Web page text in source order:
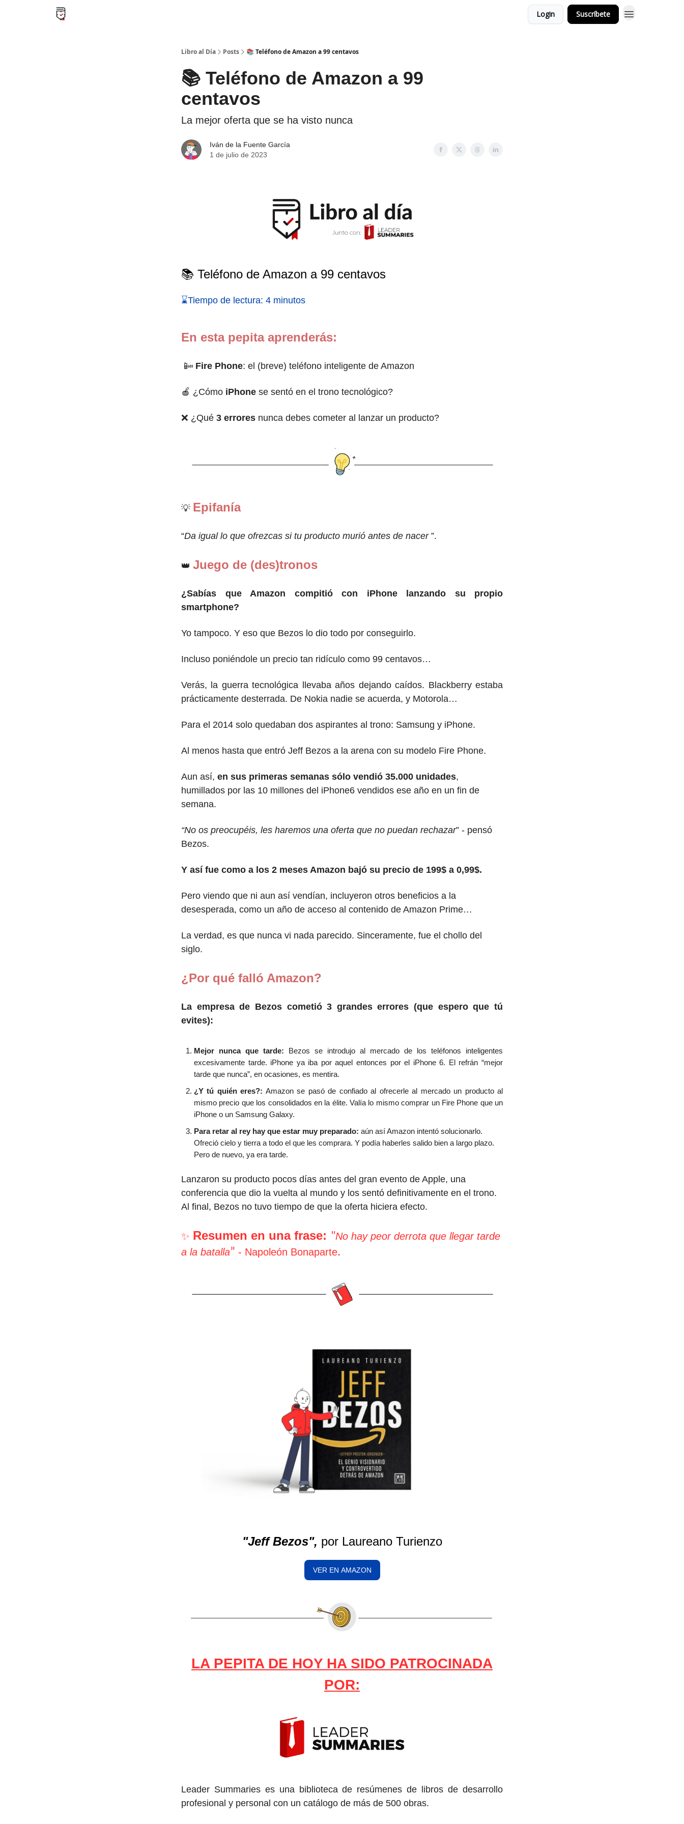
Login Suscríbete
Libro al Día Posts 📚 Teléfono de Amazon a 99 centavos
📚 Teléfono de Amazon a 99
centavos
La mejor oferta que se ha visto nunca
Iván de la Fuente García
1 de julio de 2023
📚 Teléfono de Amazon a 99 centavos
⌛Tiempo de lectura: 4 minutos
En esta pepita aprenderás:
📴 Fire Phone: el (breve) teléfono inteligente de Amazon
🍎 ¿Cómo iPhone se sentó en el trono tecnológico?
❌ ¿Qué 3 errores nunca debes cometer al lanzar un producto?
💡 Epifanía
“Da igual lo que ofrezcas si tu producto murió antes de nacer”.
👑 Juego de (des)tronos
¿Sabías que Amazon compitió con iPhone lanzando su propio
smartphone?
Yo tampoco. Y eso que Bezos lo dio todo por conseguirlo.
Incluso poniéndole un precio tan ridículo como 99 centavos…
Verás, la guerra tecnológica llevaba años dejando caídos. Blackberry estaba
prácticamente desterrada. De Nokia nadie se acuerda, y Motorola…
Para el 2014 solo quedaban dos aspirantes al trono: Samsung y iPhone.
Al menos hasta que entró Jeff Bezos a la arena con su modelo Fire Phone.
Aun así, en sus primeras semanas sólo vendió 35.000 unidades,
humillados por las 10 millones del iPhone6 vendidos ese año en un fin de
semana.
“No os preocupéis, les haremos una oferta que no puedan rechazar” - pensó
Bezos.
Y así fue como a los 2 meses Amazon bajó su precio de 199$ a 0,99$.
Pero viendo que ni aun así vendían, incluyeron otros beneficios a la
desesperada, como un año de acceso al contenido de Amazon Prime…
La verdad, es que nunca vi nada parecido. Sinceramente, fue el chollo del
siglo.
¿Por qué falló Amazon?
La empresa de Bezos cometió 3 grandes errores (que espero que tú
evites):
Mejor nunca que tarde: Bezos se introdujo al mercado de los teléfonos inteligentes
excesivamente tarde. iPhone ya iba por aquel entonces por el iPhone 6. El refrán “mejor
tarde que nunca”, en ocasiones, es mentira.
¿Y tú quién eres?: Amazon se pasó de confiado al ofrecerle al mercado un producto al
mismo precio que los consolidados en la élite. Valía lo mismo comprar un Fire Phone que un
iPhone o un Samsung Galaxy.
Para retar al rey hay que estar muy preparado: aún así Amazon intentó solucionarlo.
Ofreció cielo y tierra a todo el que les comprara. Y podía haberles salido bien a largo plazo.
Pero de nuevo, ya era tarde.
Lanzaron su producto pocos días antes del gran evento de Apple, una
conferencia que dio la vuelta al mundo y los sentó definitivamente en el trono.
Al final, Bezos no tuvo tiempo de que la oferta hiciera efecto.
✨ Resumen en una frase: "No hay peor derrota que llegar tarde
a la batalla” - Napoleón Bonaparte.
"Jeff Bezos", por Laureano Turienzo
VER EN AMAZON
LA PEPITA DE HOY HA SIDO PATROCINADA
POR:
Leader Summaries es una biblioteca de resúmenes de libros de desarrollo
profesional y personal con un catálogo de más de 500 obras.